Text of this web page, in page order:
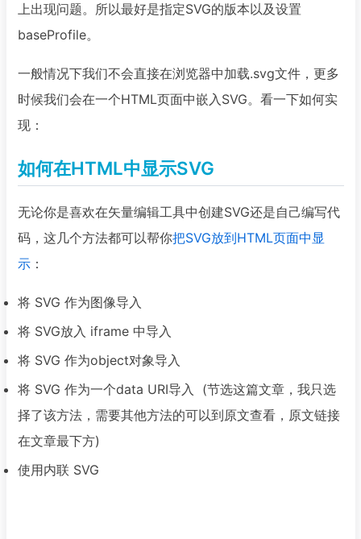
上出现问题。所以最好是指定SVG的版本以及设置
baseProfile。
一般情况下我们不会直接在浏览器中加载.svg文件，更多
时候我们会在一个HTML页面中嵌入SVG。看一下如何实
现：
如何在HTML中显示SVG
无论你是喜欢在矢量编辑工具中创建SVG还是自己编写代
码，这几个方法都可以帮你把SVG放到HTML页面中显
示：
将 SVG 作为图像导入
将 SVG放入 iframe 中导入
将 SVG 作为object对象导入
将 SVG 作为一个data URI导入 (节选这篇文章，我只选
择了该方法，需要其他方法的可以到原文查看，原文链接
在文章最下方)
使用内联 SVG